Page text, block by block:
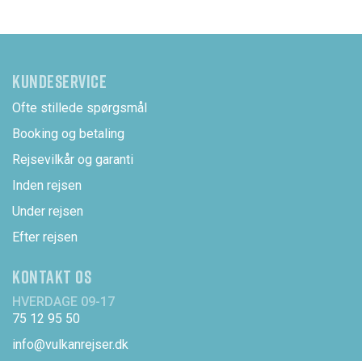
KUNDESERVICE
Ofte stillede spørgsmål
Booking og betaling
Rejsevilkår og garanti
Inden rejsen
Under rejsen
Efter rejsen
KONTAKT OS
HVERDAGE 09-17
75 12 95 50
info@vulkanrejser.dk